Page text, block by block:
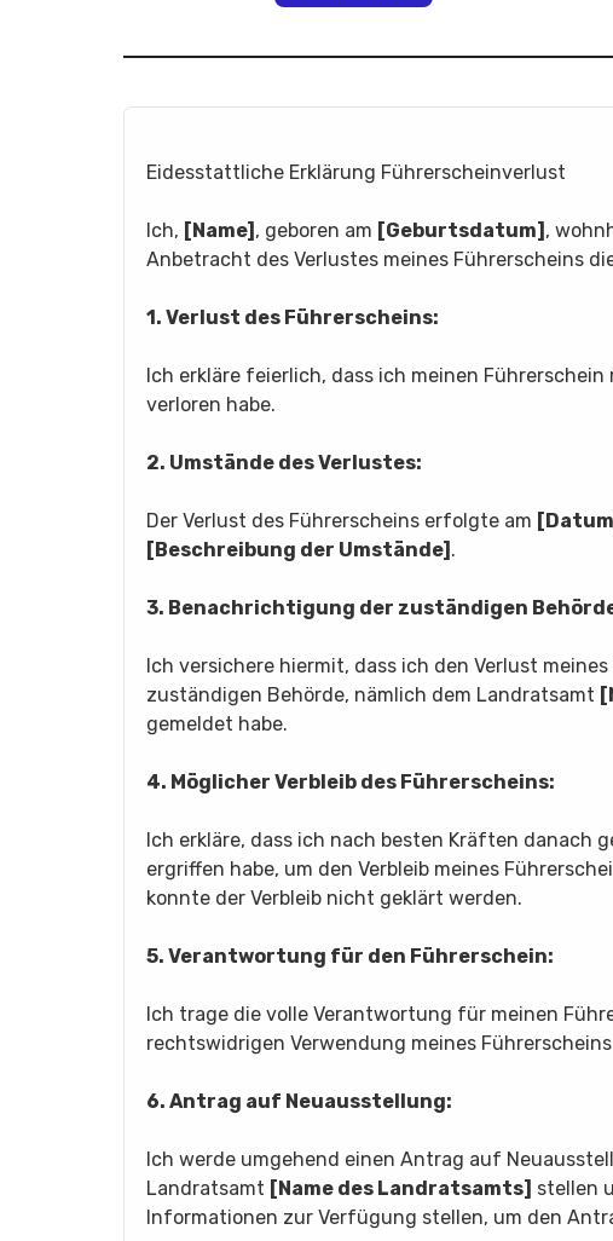
Eidesstattliche Erklärung Führerscheinverlust
Ich, [Name] , geboren am [Geburtsdatum] ,
Anbetracht des Verlustes meines Führerscheins
1. Verlust des Führerscheins:
Ich erkläre feierlich, dass ich meinen Führerschein
verloren habe.
2. Umstände des Verlustes:
Der Verlust des Führerscheins erfolgte am
[Beschreibung der Umstände] .
3. Benachrichtigung der zuständigen
Ich versichere hiermit, dass ich den Verlust
zuständigen Behörde, nämlich dem Landratsamt
gemeldet habe.
4. Möglicher Verbleib des Führerscheins:
Ich erkläre, dass ich nach besten Kräften danach
ergriffen habe, um den Verbleib meines
konnte der Verbleib nicht geklärt werden.
5. Verantwortung für den Führerschein:
Ich trage die volle Verantwortung für meinen
rechtswidrigen Verwendung meines
6. Antrag auf Neuausstellung:
Ich werde umgehend einen Antrag auf
Landratsamt [Name des Landratsamts] stellen
Informationen zur Verfügung stellen, um den